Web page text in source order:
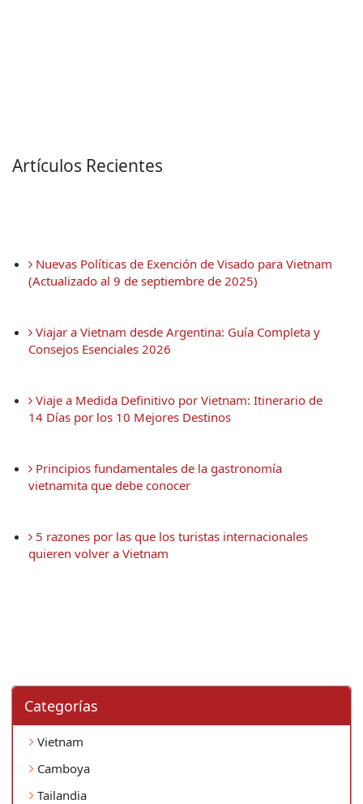
Artículos Recientes
Nuevas Políticas de Exención de Visado para Vietnam
(Actualizado al 9 de septiembre de 2025)
Viajar a Vietnam desde Argentina: Guía Completa y
Consejos Esenciales 2026
Viaje a Medida Definitivo por Vietnam: Itinerario de
14 Días por los 10 Mejores Destinos
Principios fundamentales de la gastronomía
vietnamita que debe conocer
5 razones por las que los turistas internacionales
quieren volver a Vietnam
Categorí­as
Vietnam
Camboya
Tailandia